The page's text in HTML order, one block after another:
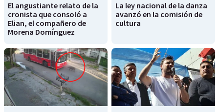
El angustiante relato de la
cronista que consoló a
Elian, el compañero de
Morena Domínguez
La ley nacional de la danza
avanzó en la comisión de
cultura